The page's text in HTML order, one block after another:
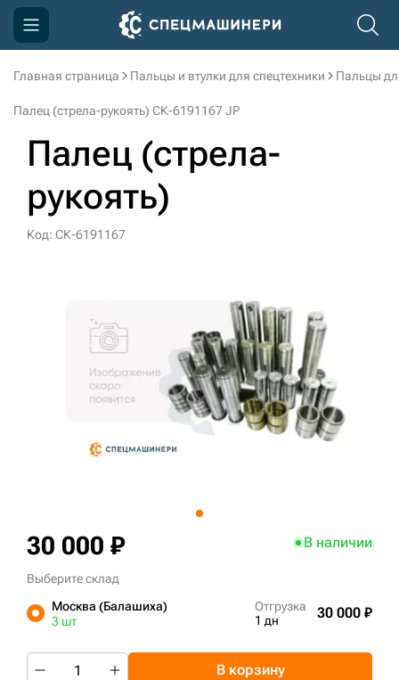
Главная страница Пальцы и втулки для спецтехники Пальцы
Палец (стрела-рукоять) СК-6191167 JP
Палец (стрела-
рукоять)
Код: СК-6191167
30 000 ₽ В наличии
Выберите склад
Москва (Балашиха)
3 шт
Отгрузка
1 дн
30 000 ₽
В корзину
Компания
Доставка и оплата
Информация
Контакты
sksale@skdst.ru
+7 (499) 394-50-93